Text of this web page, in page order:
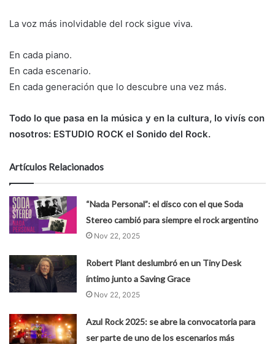
La voz más inolvidable del rock sigue viva.
En cada piano.
En cada escenario.
En cada generación que lo descubre una vez más.
Todo lo que pasa en la música y en la cultura, lo vivís con
nosotros: ESTUDIO ROCK el Sonido del Rock.
Artículos Relacionados
“Nada Personal”: el disco con el que Soda
Stereo cambió para siempre el rock argentino
Nov 22, 2025
Robert Plant deslumbró en un Tiny Desk
íntimo junto a Saving Grace
Nov 22, 2025
Azul Rock 2025: se abre la convocatoria para
ser parte de uno de los escenarios más